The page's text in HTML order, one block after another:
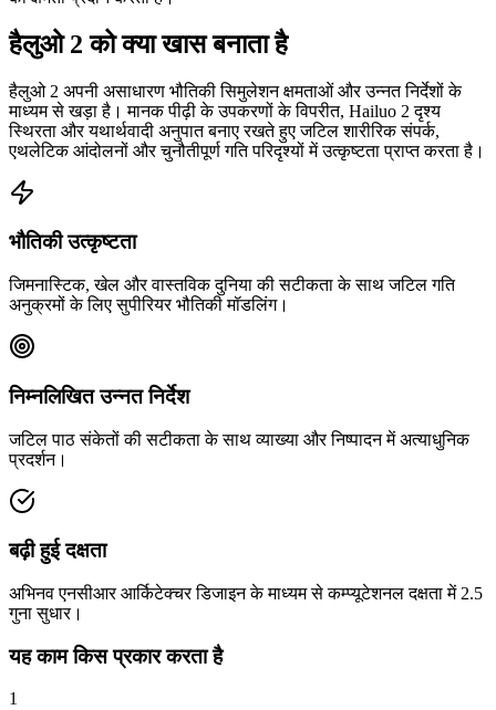
हैलुओ 2 को क्या खास बनाता है
हैलुओ 2 अपनी असाधारण भौतिकी सिमुलेशन क्षमताओं और उन्नत निर्देशों के
माध्यम से खड़ा है। मानक पीढ़ी के उपकरणों के विपरीत, Hailuo 2 दृश्य
स्थिरता और यथार्थवादी अनुपात बनाए रखते हुए जटिल शारीरिक संपर्क,
एथलेटिक आंदोलनों और चुनौतीपूर्ण गति परिदृश्यों में उत्कृष्टता प्राप्त करता है।
भौतिकी उत्कृष्टता
जिमनास्टिक, खेल और वास्तविक दुनिया की सटीकता के साथ जटिल गति
अनुक्रमों के लिए सुपीरियर भौतिकी मॉडलिंग।
निम्नलिखित उन्नत निर्देश
जटिल पाठ संकेतों की सटीकता के साथ व्याख्या और निष्पादन में अत्याधुनिक
प्रदर्शन।
बढ़ी हुई दक्षता
अभिनव एनसीआर आर्किटेक्चर डिजाइन के माध्यम से कम्प्यूटेशनल दक्षता में 2.5
गुना सुधार।
यह काम किस प्रकार करता है
1